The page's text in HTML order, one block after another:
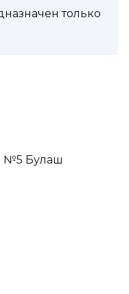
только
№5 Булаш